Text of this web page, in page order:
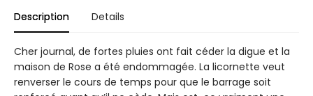
Description Details
Cher journal, de fortes pluies ont fait céder la digue et la
maison de Rose a été endommagée. La licornette veut
renverser le cours de temps pour que le barrage soit